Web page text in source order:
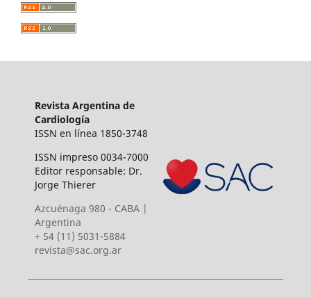
Revista Argentina de
Cardiología
ISSN en línea 1850-3748
ISSN impreso 0034-7000
Editor responsable: Dr.
Jorge Thierer
Azcuénaga 980 - CABA |
Argentina
+ 54 (11) 5031-5884
revista@sac.org.ar